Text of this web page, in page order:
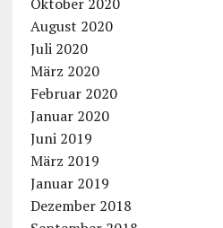
August 2020
Juli 2020
März 2020
Februar 2020
Januar 2020
Juni 2019
März 2019
Januar 2019
Dezember 2018